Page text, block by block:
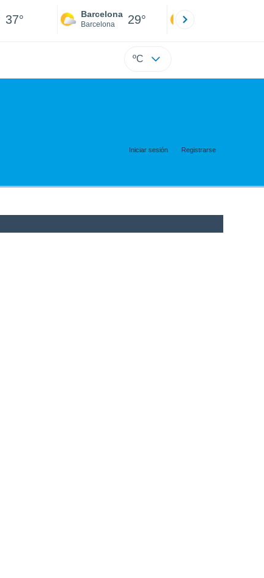
37° Barcelona
Barcelona 29°
ºC
Iniciar sesión Registrarse